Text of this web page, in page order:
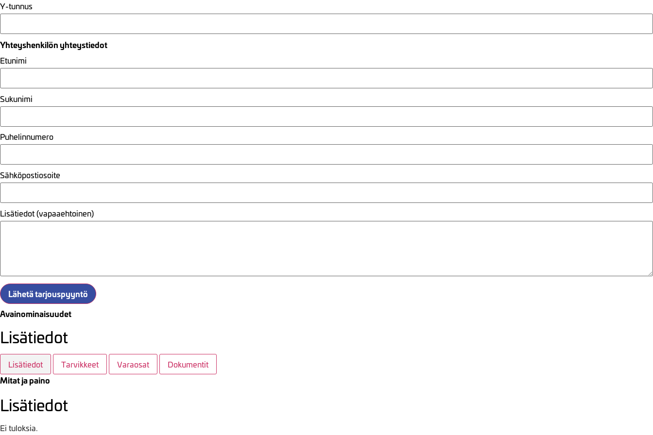
Y-tunnus
Yhteyshenkilön yhteystiedot
Etunimi
Sukunimi
Puhelinnumero
Sähköpostiosoite
Lisätiedot (vapaaehtoinen)
Lähetä tarjouspyyntö
Avainominaisuudet
Lisätiedot
Lisätiedot Tarvikkeet Varaosat Dokumentit
Mitat ja paino
Lisätiedot
Ei tuloksia.